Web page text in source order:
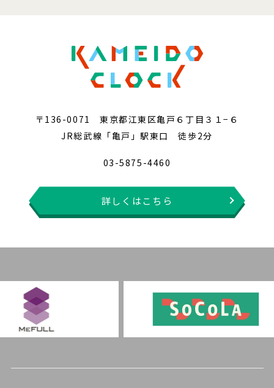
〒136-0071 東京都江東区亀戸６丁目３１−６
JR総武線「亀戸」駅東口 徒歩2分
03-5875-4460
詳しくはこちら